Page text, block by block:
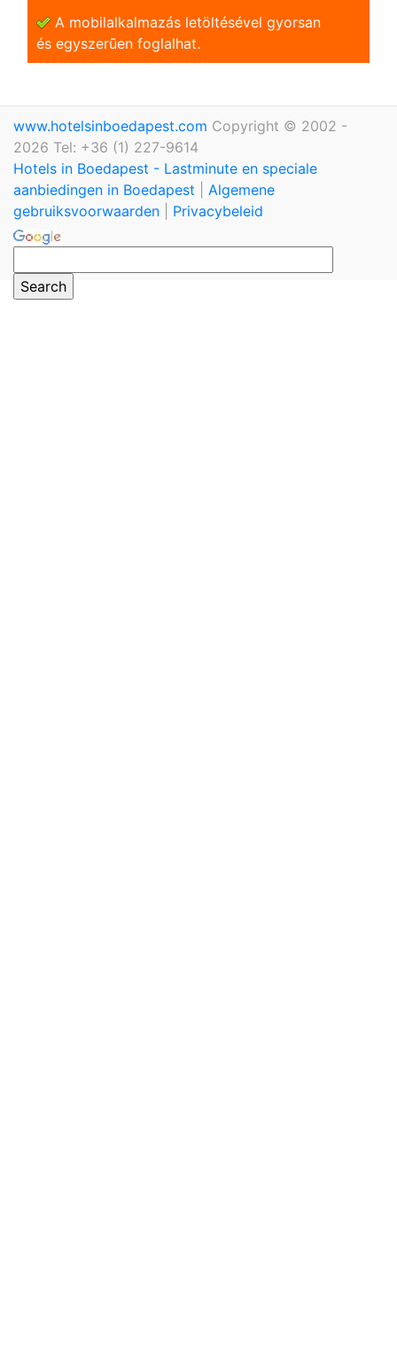
A mobilalkalmazás letöltésével gyorsan
és egyszerũen foglalhat.
www.hotelsinboedapest.com Copyright © 2002 -
2026 Tel: +36 (1) 227-9614
Hotels in Boedapest - Lastminute en speciale
aanbiedingen in Boedapest
Algemene
gebruiksvoorwaarden
Privacybeleid